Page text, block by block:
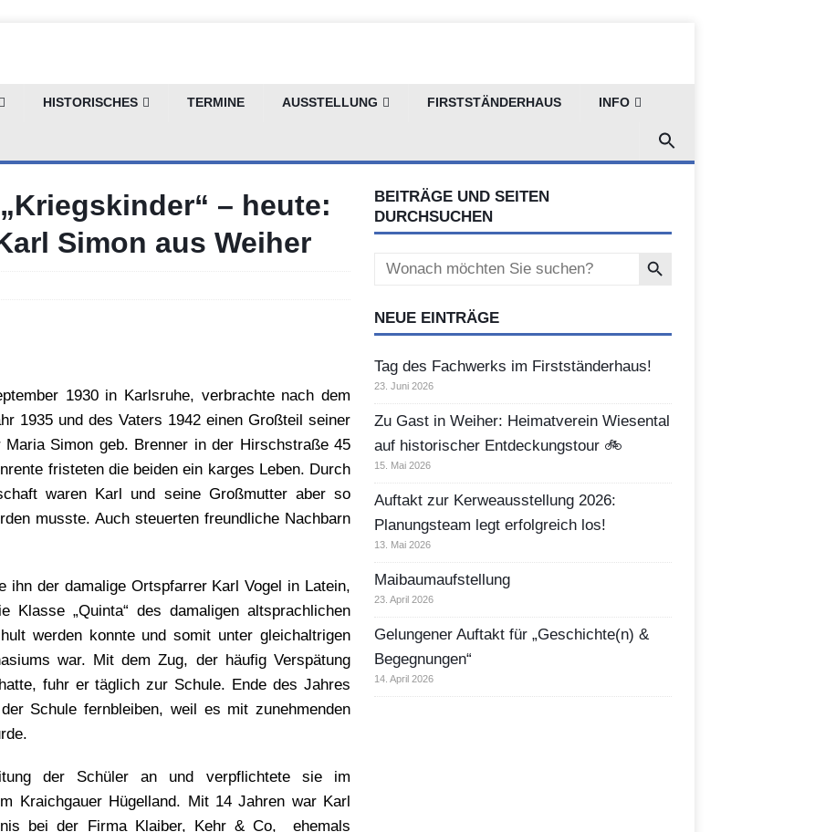
HISTORISCHES TERMINE AUSSTELLUNG FIRSTSTÄNDERHAUS INFO
– heute:
Simon aus Weiher
1930 in Karlsruhe, verbrachte nach dem
1935 und des Vaters 1942 einen Großteil seiner
Simon geb. Brenner in der Hirschstraße 45
fristeten die beiden ein karges Leben. Durch
waren Karl und seine Großmutter aber so
musste. Auch steuerten freundliche Nachbarn
ihn der damalige Ortspfarrer Karl Vogel in Latein,
„Quinta“ des damaligen altsprachlichen
werden konnte und somit unter gleichaltrigen
war. Mit dem Zug, der häufig Verspätung
fuhr er täglich zur Schule. Ende des Jahres
Schule fernbleiben, weil es mit zunehmenden
der Schüler an und verpflichtete sie im
Kraichgauer Hügelland. Mit 14 Jahren war Karl
bei der Firma Klaiber, Kehr & Co, ehemals
BEITRÄGE UND SEITEN
DURCHSUCHEN
Search
for:
NEUE EINTRÄGE
Tag des Fachwerks im Firstständerhaus!
23. Juni 2026
Zu Gast in Weiher: Heimatverein Wiesental
auf historischer Entdeckungstour 🚲
15. Mai 2026
Auftakt zur Kerweausstellung 2026:
Planungsteam legt erfolgreich los!
13. Mai 2026
Maibaumaufstellung
23. April 2026
Gelungener Auftakt für „Geschichte(n) &
Begegnungen“
14. April 2026